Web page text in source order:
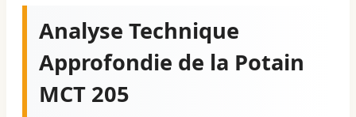
Analyse Technique
Approfondie de la Potain
MCT 205